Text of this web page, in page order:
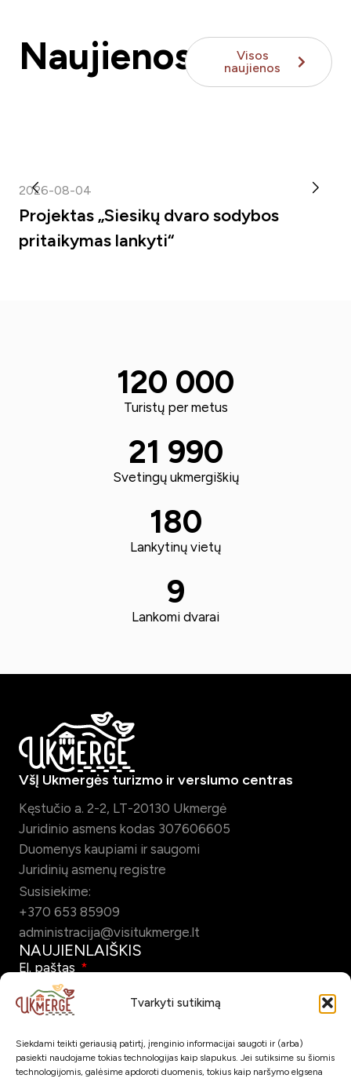
Tvarkyti sutikimą
Siekdami teikti geriausią patirtį, įrenginio informacijai saugoti ir (arba)
pasiekti naudojame tokias technologijas kaip slapukus. Jei sutiksime su šiomis
technologijomis, galėsime apdoroti duomenis, tokius kaip naršymo elgsena
Naujienos
Visos
naujienos
2026-08-04
Projektas „Siesikų dvaro sodybos
pritaikymas lankyti“
120 000
Turistų per metus
21 990
Svetingų ukmergiškių
180
Lankytinų vietų
9
Lankomi dvarai
VšĮ Ukmergės turizmo ir verslumo centras
Kęstučio a. 2-2, LT-20130 Ukmergė
Juridinio asmens kodas 307606605
Duomenys kaupiami ir saugomi
Juridinių asmenų registre
Susisiekime:
+370 653 85909
administracija@visitukmerge.lt
NAUJIENLAIŠKIS
El. paštas
Pažymėdamas šį laukelį patvirtinu, kad sutinku gauti Ukmergės
turizmo naujienlaiškį el. paštu.